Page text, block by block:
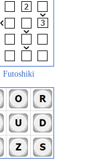
Futoshiki